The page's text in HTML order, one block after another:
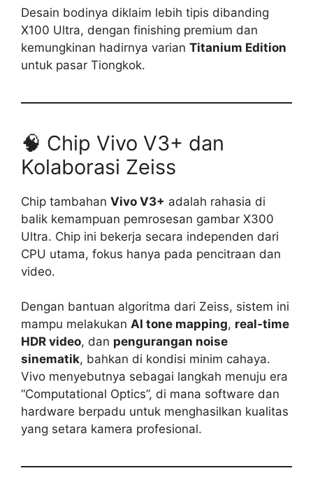
Desain bodinya diklaim lebih tipis dibanding
X100 Ultra, dengan finishing premium dan
kemungkinan hadirnya varian Titanium Edition
untuk pasar Tiongkok.
🧠 Chip Vivo V3+ dan
Kolaborasi Zeiss
Chip tambahan Vivo V3+ adalah rahasia di
balik kemampuan pemrosesan gambar X300
Ultra. Chip ini bekerja secara independen dari
CPU utama, fokus hanya pada pencitraan dan
video.
Dengan bantuan algoritma dari Zeiss, sistem ini
mampu melakukan AI tone mapping, real-time
HDR video, dan pengurangan noise
sinematik, bahkan di kondisi minim cahaya.
Vivo menyebutnya sebagai langkah menuju era
“Computational Optics”, di mana software dan
hardware berpadu untuk menghasilkan kualitas
yang setara kamera profesional.